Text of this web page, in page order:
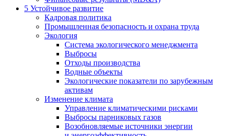
5 Устойчивое развитие
Кадровая политика
Промышленная безопасность и охрана труда
Экология
Система экологического менеджмента
Выбросы
Отходы производства
Водные объекты
Экологические показатели по зарубежным
активам
Изменение климата
Управление климатическими рисками
Выбросы парниковых газов
Возобновляемые источники энергии